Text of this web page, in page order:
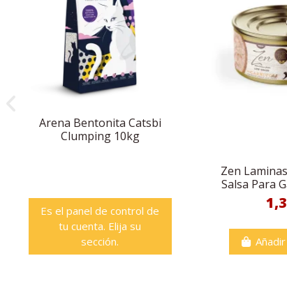
Arena Bentonita Catsbi
Clumping 10kg
Es el panel de control de
tu cuenta. Elija su
sección.
Zen
Salsa Para